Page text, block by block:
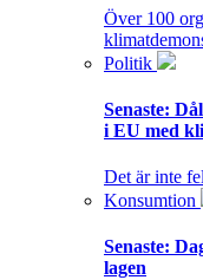
Över 100
Politik
Senaste:
i EU med
Det är inte
Konsumtion
Senaste:
lagen